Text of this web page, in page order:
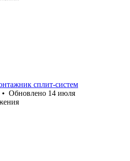
сплит-систем
• Обновлено 14 июля